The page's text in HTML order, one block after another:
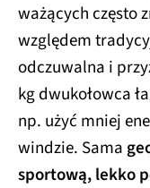
ważących często
względem
odczuwalna i
kg dwukołowca
np. użyć mniej
windzie. Sama
sportową, lekko